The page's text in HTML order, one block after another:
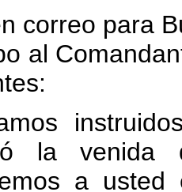
correo para
al
la venida
a